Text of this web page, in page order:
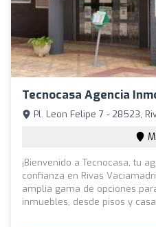
Tecnocasa Agencia
Pl. Leon Felipe 7 - 28523,
¡Bienvenido a Tecnocasa, tu
confianza en Rivas
amplia gama de opciones
inmuebles, desde pisos y